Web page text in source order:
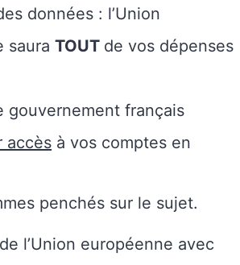
données : l’Union
saura TOUT de vos dépenses
gouvernement français
accès à vos comptes en
penchés sur le sujet.
l’Union européenne avec